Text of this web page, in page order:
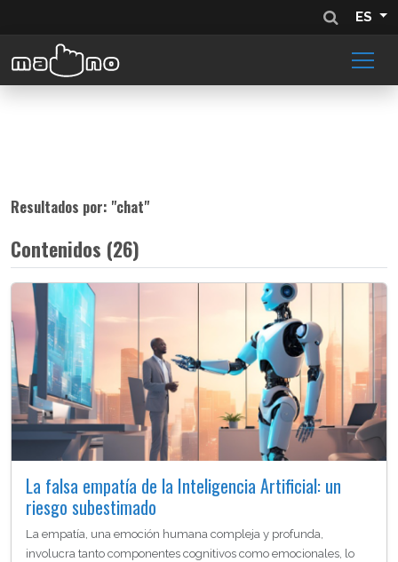
ES
Resultados por: "chat"
Contenidos (26)
La falsa empatía de la Inteligencia Artificial: un
riesgo subestimado
La empatía, una emoción humana compleja y profunda,
involucra tanto componentes cognitivos como emocionales, lo